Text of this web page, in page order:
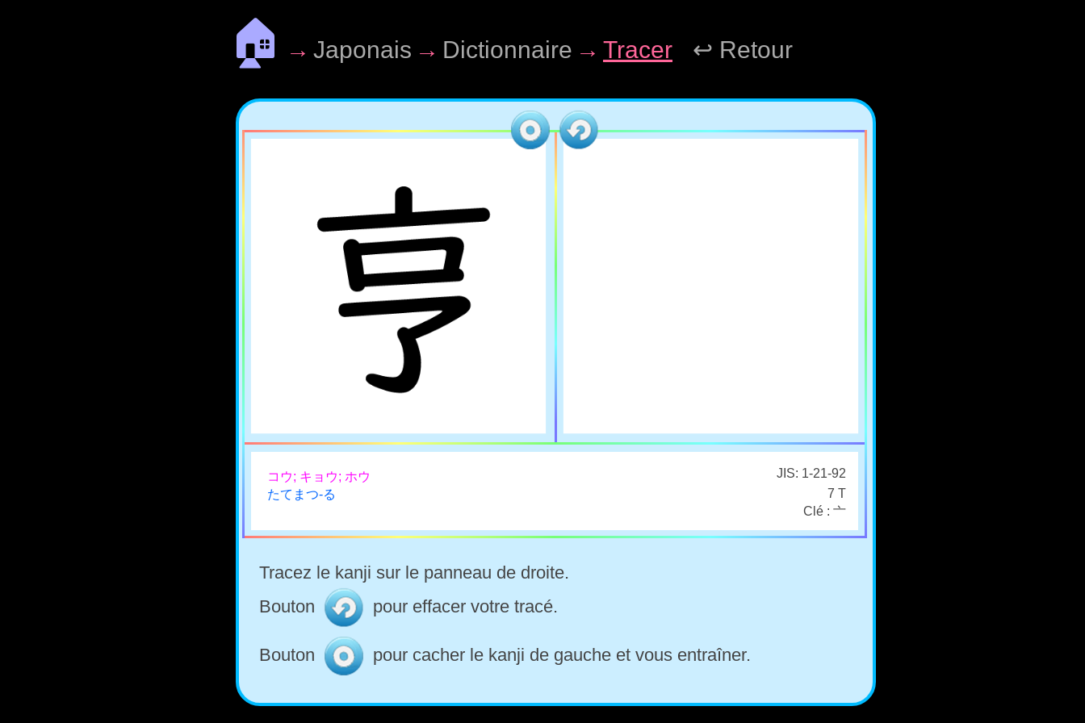
🏠 → Japonais → Dictionnaire → Tracer ↩ Retour
コウ; キョウ; ホウ
JIS: 1-21-92
たてまつ-る
7 T
Clé : 亠
Tracez le kanji sur le panneau de droite.
Bouton
pour effacer votre tracé.
Bouton pour cacher le kanji de gauche et vous entraîner.